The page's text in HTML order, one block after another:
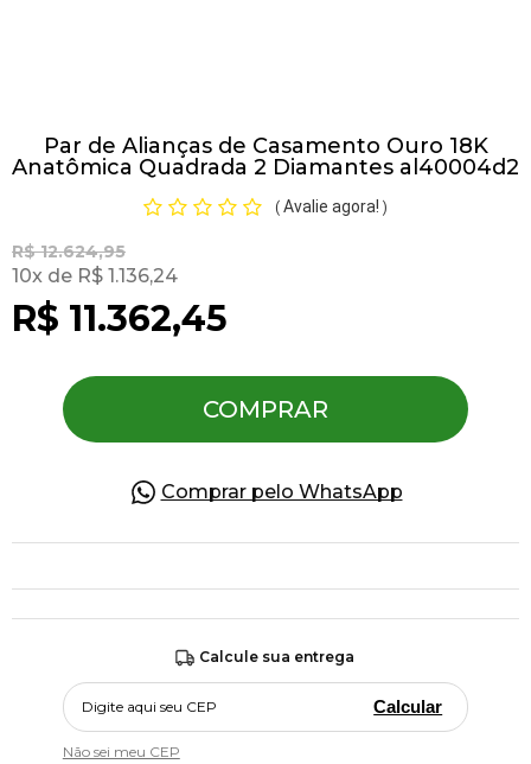
Par de Alianças de Casamento Ouro 18K
Anatômica Quadrada 2 Diamantes al40004d2
( Avalie agora! )
R$ 12.624,95
R$ 11.362,45
10 R$ 1.136,24
COMPRAR
Comprar pelo WhatsApp
Calcule sua entrega
Calcular
Não sei meu CEP
Pedras Preciosas
OFERTAS